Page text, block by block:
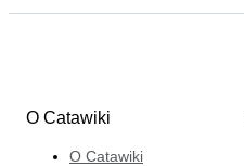
O Catawiki
O Catawiki